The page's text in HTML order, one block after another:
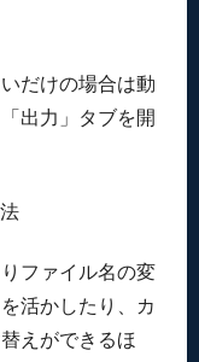
だけの場合は動
出力」タブを開
ファイル名の変
活かしたり、カ
えができるほ